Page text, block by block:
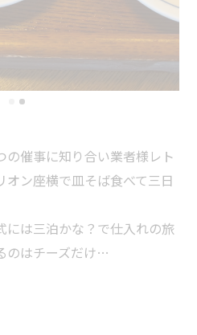
催事に知り合い業者様レト
オン座横で皿そば食べて三日
には三泊かな？で仕入れの旅
のはチーズだけ…